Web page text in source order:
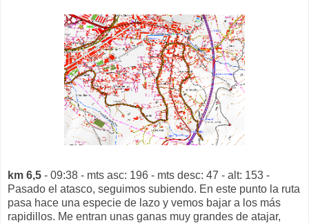
km 6,5 - 09:38 - mts asc: 196 - mts desc: 47 - alt: 153 -
Pasado el atasco, seguimos subiendo. En este punto la ruta
pasa hace una especie de lazo y vemos bajar a los más
rapidillos. Me entran unas ganas muy grandes de atajar,